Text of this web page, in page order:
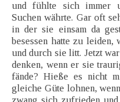
und fühlte sich immer
Suchen währte. Gar oft
in der sie einsam da
besessen hatte zu
und durch sie litt. Jetzt
denken, wenn er sie
fände? Hieße es nicht
gleiche Güte lohnen,